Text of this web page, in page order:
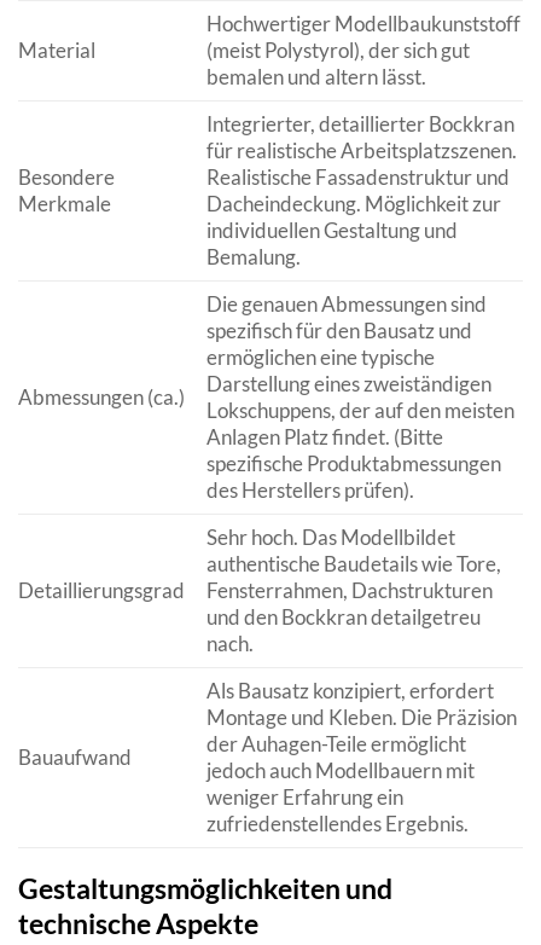
Material
Hochwertiger Modellbaukunststoff
(meist Polystyrol), der sich gut
bemalen und altern lässt.
Besondere
Merkmale
Integrierter, detaillierter Bockkran
für realistische Arbeitsplatzszenen.
Realistische Fassadenstruktur und
Dacheindeckung. Möglichkeit zur
individuellen Gestaltung und
Bemalung.
Abmessungen (ca.)
Die genauen Abmessungen sind
spezifisch für den Bausatz und
ermöglichen eine typische
Darstellung eines zweiständigen
Lokschuppens, der auf den meisten
Anlagen Platz findet. (Bitte
spezifische Produktabmessungen
des Herstellers prüfen).
Detaillierungsgrad
Sehr hoch. Das Modellbildet
authentische Baudetails wie Tore,
Fensterrahmen, Dachstrukturen
und den Bockkran detailgetreu
nach.
Bauaufwand
Als Bausatz konzipiert, erfordert
Montage und Kleben. Die Präzision
der Auhagen-Teile ermöglicht
jedoch auch Modellbauern mit
weniger Erfahrung ein
zufriedenstellendes Ergebnis.
Gestaltungsmöglichkeiten und
technische Aspekte